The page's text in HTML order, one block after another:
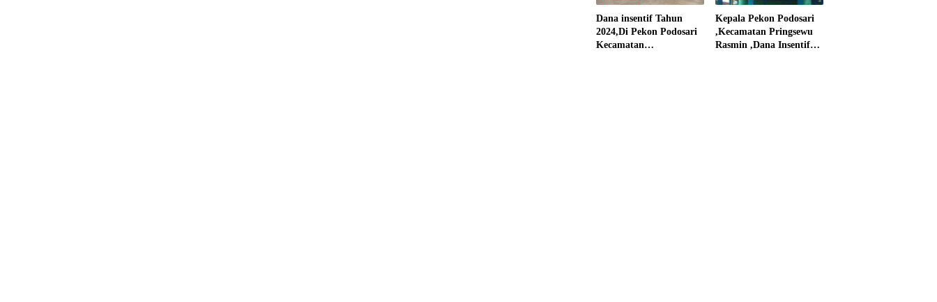
Dana insentif Tahun
2024,Di Pekon Podosari
Kecamatan
Kepala Pekon Podosari
,Kecamatan Pringsewu
Rasmin ,Dana Insentif